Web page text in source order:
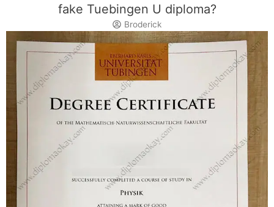
fake Tuebingen U diploma?
Broderick